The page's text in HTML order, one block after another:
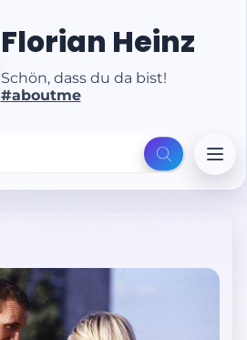
Florian Heinz
Schön, dass du da bist!
#aboutme